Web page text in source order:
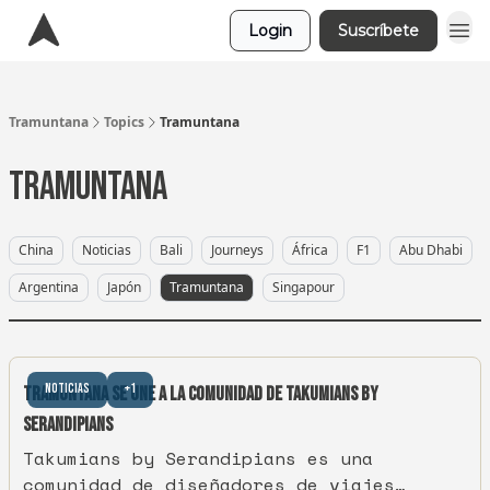
Login Suscríbete
Tramuntana Topics Tramuntana
Tramuntana
China Noticias Bali Journeys África F1
Abu Dhabi
Argentina
Japón Tramuntana Singapour
Noticias +1
Tramuntana se une a la comunidad de Takumians by
Serandipians
Takumians by Serandipians es una
comunidad de diseñadores de viajes